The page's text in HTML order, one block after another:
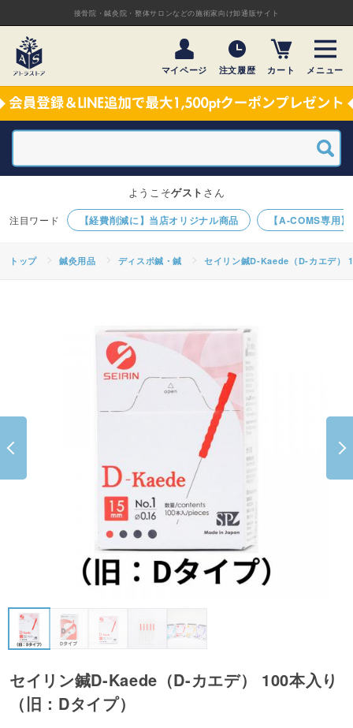
接骨院・鍼灸院・整体サロンなどの施術家向け卸通販サイト
マイページ 注文履歴 カート メニュー
【経費削減に】当店オリジナル商品 【A-COMS専用
ようこそゲスト さん
トップ 鍼灸用品 ディスポ鍼・鍼 セイリン鍼D-Kaede（D-カエデ）
セイリン鍼D-Kaede（D-カエデ） 100本入り
（旧：Dタイプ）